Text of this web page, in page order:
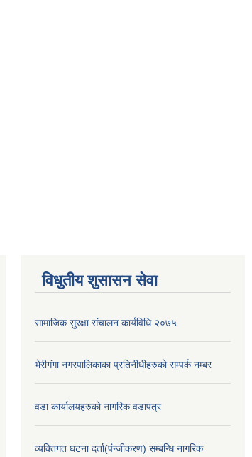
विधुतीय शुसासन सेवा
सामाजिक सुरक्षा संचालन कार्यविधि २०७५
भेरीगंगा नगरपालिकाका प्रतिनीधीहरुको सम्पर्क नम्बर
वडा कार्यालयहरुको नागरिक वडापत्र
व्यक्तिगत घटना दर्ता(पंन्जीकरण) सम्बन्धि नागरिक